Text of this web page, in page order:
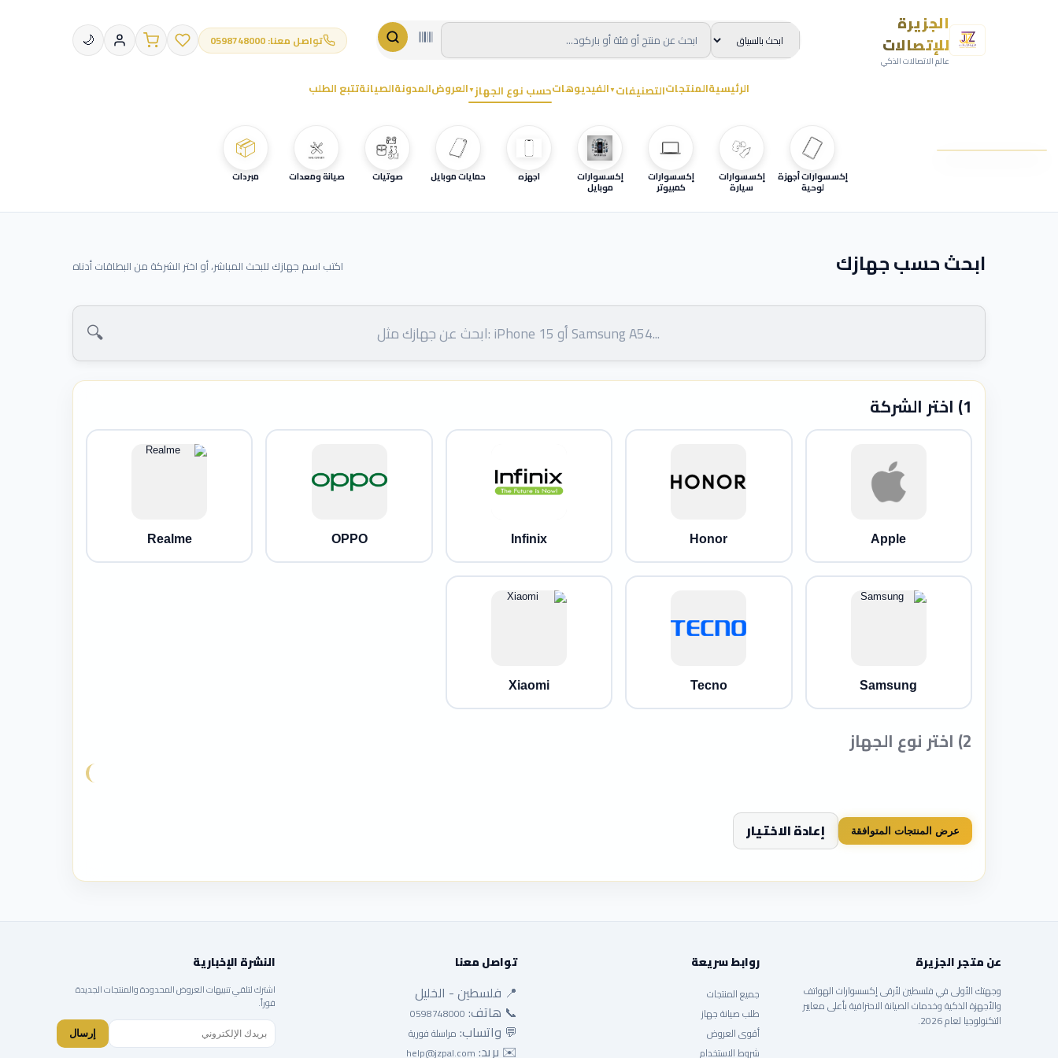
الجزيرة
للإتصالات
عالم الاتصالات الذكي
تواصل معنا: 0598748000 🌙
الرئيسيةالمنتجاتالتصنيفات ▼الفيديوهاتحسب نوع الجهاز ▼العروضالمدونةالصيانةتتبع الطلب
إكسسوارات أجهزة
لوحية
إكسسوارات
سيارة
إكسسوارات
كمبيوتر
إكسسوارات
موبايل
اجهزه حمايات موبايل صوتيات صيانة ومعدات
📦
مبردات
ابحث حسب جهازك اكتب اسم جهازك للبحث المباشر، أو اختر الشركة من البطاقات أدناه
🔍
1) اختر الشركة
Apple
Honor
Infinix
OPPO
Realme
Samsung
Tecno
Xiaomi
2) اختر نوع الجهاز
عرض المنتجات المتوافقة إعادة الاختيار
عن متجر الجزيرة
وجهتك الأولى في فلسطين لأرقى إكسسوارات الهواتف
والأجهزة الذكية وخدمات الصيانة الاحترافية بأعلى معايير
التكنولوجيا لعام 2026.
روابط سريعة
جميع المنتجات
طلب صيانة جهاز
أقوى العروض
شروط الاستخدام
تواصل معنا
📍 فلسطين - الخليل
📞 هاتف: 0598748000
💬 واتساب: مراسلة فورية
✉️ بريد: help@jzpal.com
النشرة الإخبارية
اشترك لتلقي تنبيهات العروض المحدودة والمنتجات الجديدة
فوراً.
إرسال